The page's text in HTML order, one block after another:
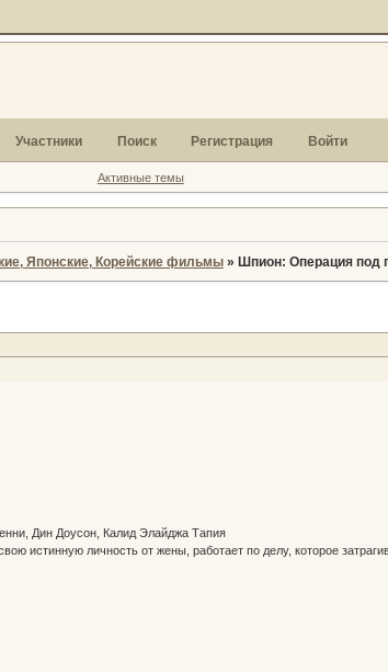
Участники Поиск Регистрация Войти
Активные темы
Японские, Корейские фильмы » Шпион: Операция под
Дин Доусон, Калид Элайджа Тапия
истинную личность от жены, работает по делу, которое